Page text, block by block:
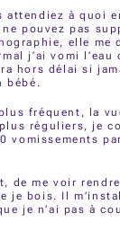
à quoi
pouvez pas
elle me
j’ai vomi l’eau
hors délai si
bébé.
fréquent, la
réguliers, je
vomissements
de me voir
je bois. Il
je n’ai pas à